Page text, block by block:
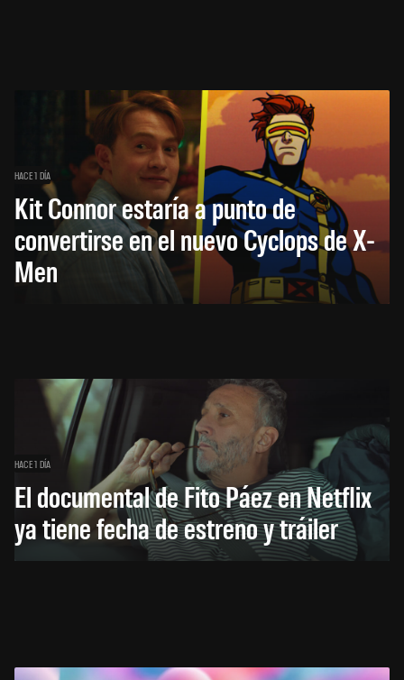
HACE 1 DÍA
Kit Connor estaría a punto de
convertirse en el nuevo Cyclops de X-
Men
HACE 1 DÍA
El documental de Fito Páez en Netflix
ya tiene fecha de estreno y tráiler